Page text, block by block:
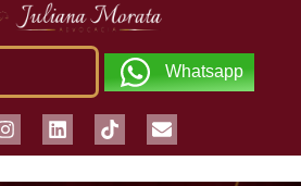
Whatsapp